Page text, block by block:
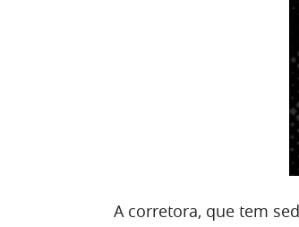
A corretora, que tem